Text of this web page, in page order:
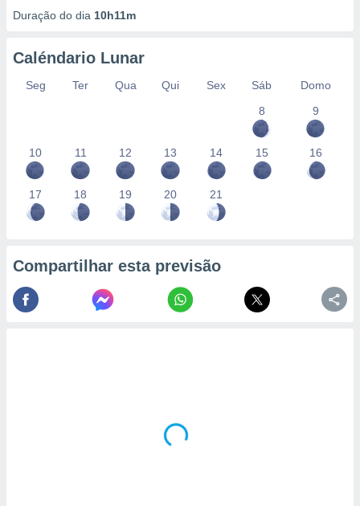
Duração do dia 10h11m
Caléndario Lunar
Seg Ter Qua Qui Sex Sáb
Domo
8
9
10 11 12 13 14 15 16
17 18 19 20 21
Compartilhar esta previsão